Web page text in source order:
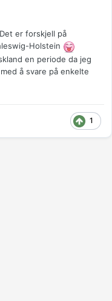
er forskjell på
Holstein
en periode da jeg
å svare på enkelte
1